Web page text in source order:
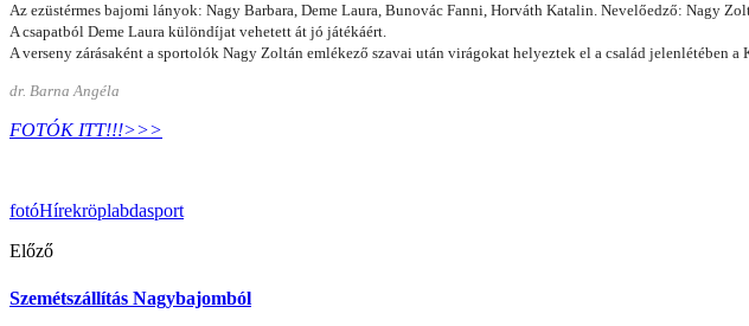
Az ezüstérmes bajomi lányok: Nagy Barbara, Deme Laura, Bunovác Fanni, Horváth Katalin. Nevelőedző: Nagy
A csapatból Deme Laura különdíjat vehetett át jó játékáért.
A verseny zárásaként a sportolók Nagy Zoltán emlékező szavai után virágokat helyeztek el a család jelenlétében a
dr. Barna Angéla
FOTÓK ITT!!!>>>
fotóHírekröplabdasport
Előző
Szemétszállítás Nagybajomból